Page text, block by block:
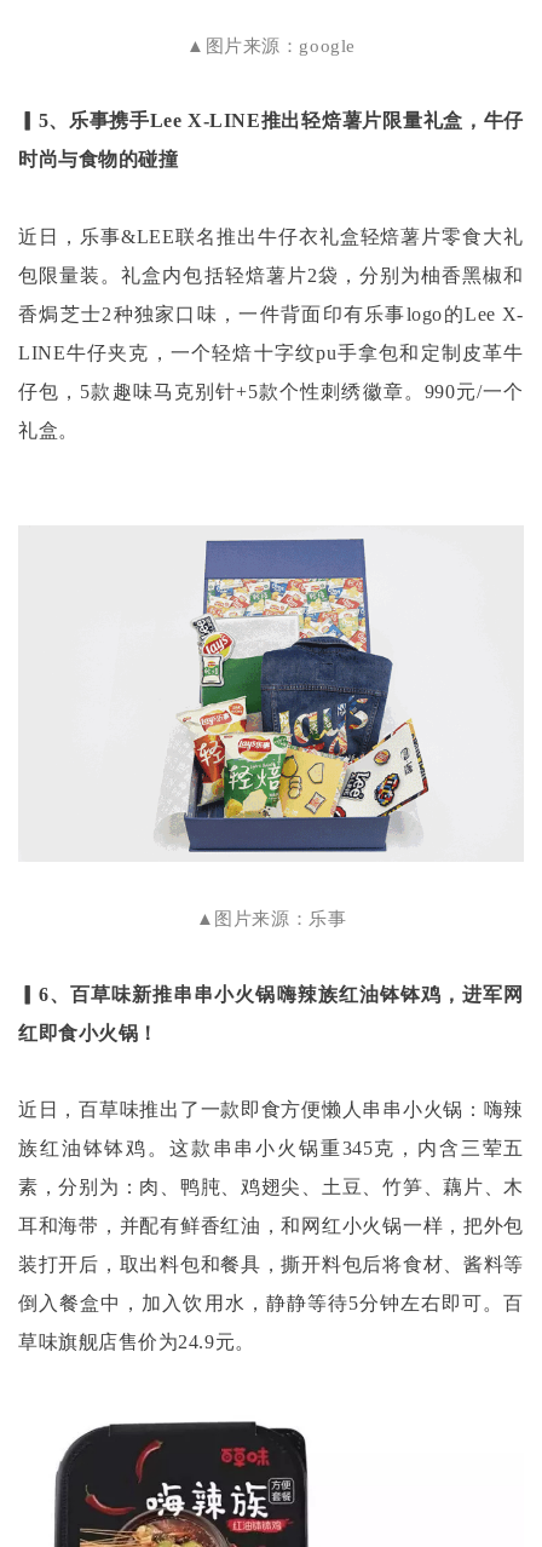
▲图片来源：google
▎5、乐事携手Lee X-LINE推出轻焙薯片限量礼盒，牛仔
时尚与食物的碰撞
近日，乐事&LEE联名推出牛仔衣礼盒轻焙薯片零食大礼
包限量装。礼盒内包括轻焙薯片2袋，分别为柚香黑椒和
香焗芝士2种独家口味，一件背面印有乐事logo的Lee X-
LINE牛仔夹克，一个轻焙十字纹pu手拿包和定制皮革牛
仔包，5款趣味马克别针+5款个性刺绣徽章。990元/一个
礼盒。
▲图片来源：乐事
▎6、百草味新推串串小火锅嗨辣族红油钵钵鸡，进军网
红即食小火锅！
近日，百草味推出了一款即食方便懒人串串小火锅：嗨辣
族红油钵钵鸡。这款串串小火锅重345克，内含三荤五
素，分别为：肉、鸭肫、鸡翅尖、土豆、竹笋、藕片、木
耳和海带，并配有鲜香红油，和网红小火锅一样，把外包
装打开后，取出料包和餐具，撕开料包后将食材、酱料等
倒入餐盒中，加入饮用水，静静等待5分钟左右即可。百
草味旗舰店售价为24.9元。